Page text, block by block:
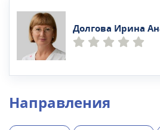
Долгова Ирина
Направления